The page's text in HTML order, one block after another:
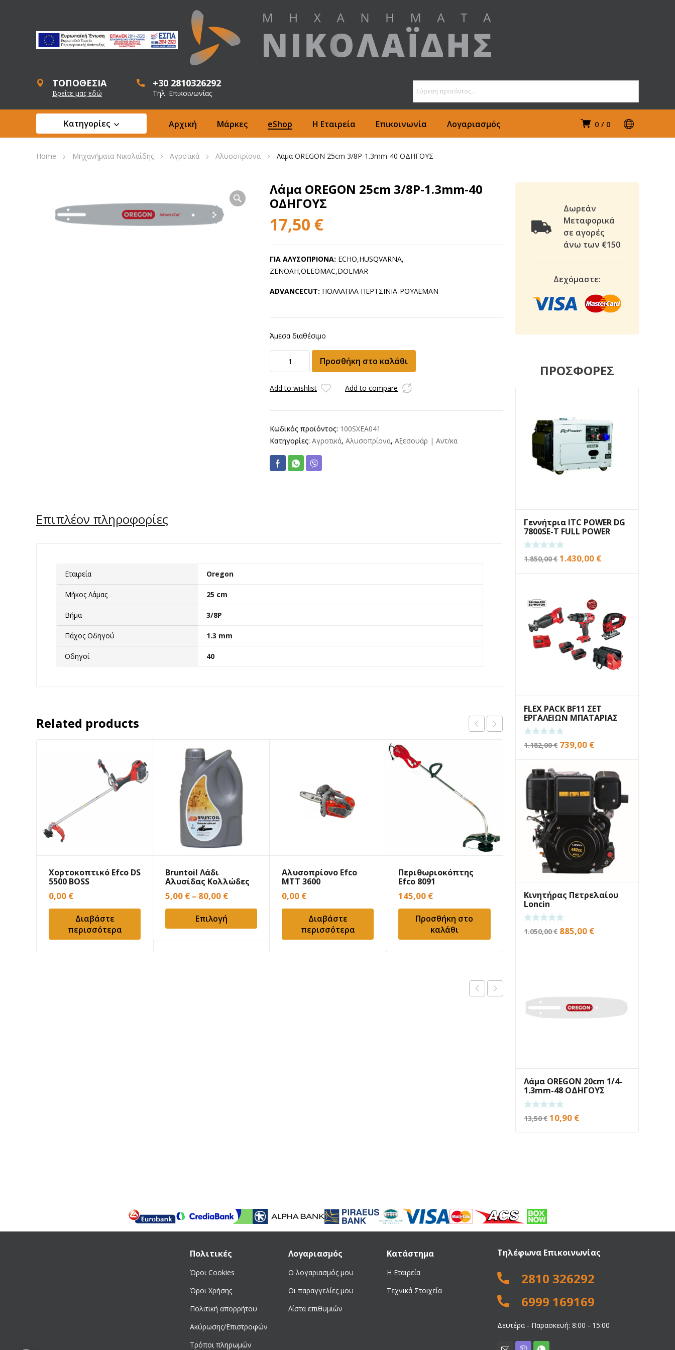
ΤΟΠΟΘΕΣΙΑ
Βρείτε μας εδώ
+30 2810326292
Τηλ. Επικοινωνίας
0 0
Κατηγορίες Αρχική Μάρκες eShop Η Εταιρεία Επικοινωνία Λογαριασμός
Home Μηχανήματα Νικολαΐδης Αγροτικά Αλυσοπρίονα Λάμα OREGON 25cm 3/8P-1.3mm-40 ΟΔΗΓΟΥΣ
Λάμα OREGON 25cm 3/8P-1.3mm-40
ΟΔΗΓΟΥΣ
17,50 €
ΓΙΑ ΑΛΥΣΟΠΡΙΟΝΑ: ECHO,HUSQVARNA,
ZENOAH,OLEOMAC,DOLMAR
ADVANCECUT: ΠΟΛΛΑΠΛΑ ΠΕΡΤΣΙΝΙΑ-ΡΟΥΛΕΜΑΝ
Άμεσα διαθέσιμο
OREGON
3/8P-
ποσότητα
Προσθήκη στο καλάθι
Add to wishlist Add to compare
Κωδικός προϊόντος: 100SXEA041
Κατηγορίες: Αγροτικά, Αλυσοπρίονα, Αξεσουάρ | Αντ/κα
Επιπλέον πληροφορίες
Εταιρεία Oregon
Μήκος Λάμας 25 cm
Βήμα 3/8P
Πάχος Οδηγού 1.3 mm
Οδηγοί 40
Related products
Χορτοκοπτικό Efco DS
5500 BOSS
0,00 €
Διαβάστε
περισσότερα
Bruntoil Λάδι
Αλυσίδας Κολλώδες
5,00 € – 80,00 €
Επιλογή
Αλυσοπρίονο Efco
MTT 3600
0,00 €
Διαβάστε
περισσότερα
Περιθωριοκόπτης
Efco 8091
145,00 €
Προσθήκη στο
καλάθι
Χορτοκοπτικό Efco
409,00€
Προσθήκη στο
καλάθι
Δωρεάν
Μεταφορικά
σε αγορές
άνω των €150
Δεχόμαστε:
ΠΡΟΣΦΟΡΕΣ
Γεννήτρια ITC POWER DG
7800SE-T FULL POWER
1.850,00€ Original
1.430,00 €Η
FLEX PACK BF11 ΣΕΤ
ΕΡΓΑΛΕΙΩΝ ΜΠΑΤΑΡΙΑΣ
1.182,00€ Original
1.182,00 €.
739,00 €Η
τιμή
είναι:
739,00 €.
Κινητήρας Πετρελαίου
Loncin
LC188FD/U(D460FD/U)
Σφήνα
1.050,00€ Original
885,00 €Η
Λάμα OREGON 20cm 1/4-
1.3mm-48 ΟΔΗΓΟΥΣ
13,50€ Original
10,90 €Η
Πολιτικές
Όροι Cookies
Όροι Χρήσης
Πολιτική απορρήτου
Ακύρωσης/Επιστροφών
Τρόποι πληρωμών
Λογαριασμός
Ο λογαριασμός μου
Οι παραγγελίες μου
Λίστα επιθυμιών
Κατάστημα
Η Εταιρεία
Τεχνικά Στοιχεία
Τηλέφωνα Επικοινωνίας
2810 326292
6999 169169
Δευτέρα - Παρασκευή: 8:00 - 15:00